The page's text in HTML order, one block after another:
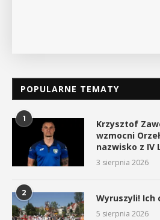
POPULARNE TEMATY
1
Krzysztof
wzmocni
nazwisko z IV
3 sierpnia 2026
2 Wyruszyli! Ich
5 sierpnia 2026